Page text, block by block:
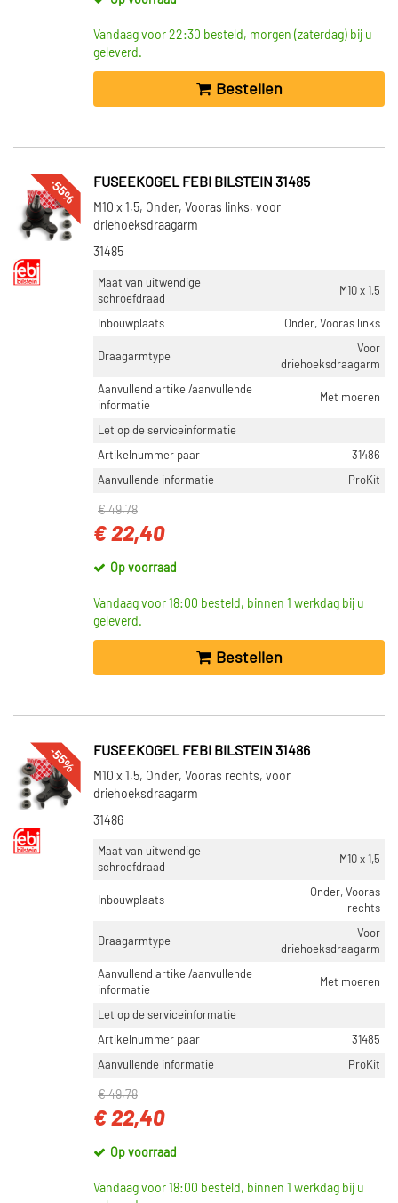
Vandaag voor 22:30 besteld, morgen (zaterdag) bij u
geleverd.
Bestellen
-55% FUSEEKOGEL FEBI BILSTEIN 31485
M10 x 1,5, Onder, Vooras links, voor
driehoeksdraagarm
31485
Maat van uitwendige
schroefdraad
M10 x 1,5
Inbouwplaats Onder, Vooras links
Draagarmtype
Voor
driehoeksdraagarm
Aanvullend artikel/aanvullende
informatie
Met moeren
Let op de serviceinformatie
Artikelnummer paar
31486
Aanvullende informatie
ProKit
€ 49,78
€ 22,40
Op voorraad
Vandaag voor 18:00 besteld, binnen 1 werkdag bij u
geleverd.
Bestellen
-55% FUSEEKOGEL FEBI BILSTEIN 31486
M10 x 1,5, Onder, Vooras rechts, voor
driehoeksdraagarm
31486
Maat van uitwendige
schroefdraad
M10 x 1,5
Inbouwplaats
Onder, Vooras
rechts
Draagarmtype
Voor
driehoeksdraagarm
Aanvullend artikel/aanvullende
informatie
Met moeren
Let op de serviceinformatie
Artikelnummer paar
31485
Aanvullende informatie
ProKit
€ 49,78
€ 22,40
Op voorraad
Vandaag voor 18:00 besteld, binnen 1 werkdag bij u